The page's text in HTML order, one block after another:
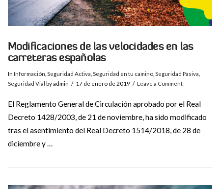
Modificaciones de las velocidades en las
carreteras españolas
In Información Seguridad Activa Seguridad en tu camino, Seguridad Pasiva
Seguridad Vial by admin 17 de enero de 2019 Leave a Comment
El Reglamento General de Circulación aprobado por el Real
Decreto 1428/2003, de 21 de noviembre, ha sido modificado
tras el asentimiento del Real Decreto 1514/2018, de 28 de
diciembre y …